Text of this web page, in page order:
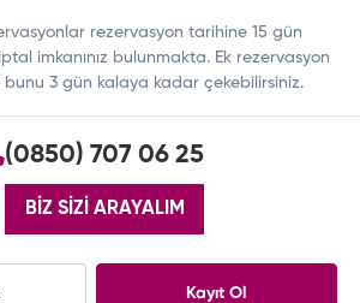
rezervasyon tarihine 15 gün
imkanınız bulunmakta. Ek rezervasyon
3 gün kalaya kadar çekebilirsiniz.
(0850) 707 06 25
BİZ SİZİ ARAYALIM
Kayıt Ol